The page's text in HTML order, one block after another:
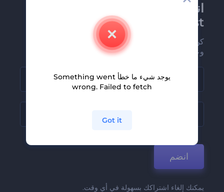
انضم إلى نشرة
Renderforest الإخبارية
كن من بين أوائل من يستلمون أحدث أخبارنا
وعروضنا
انضم
يمكنك إلغاء اشتراكك بسهولة في أي وقت.
يوجد شيء ما خطأ Something went
wrong. Failed to fetch
Got it